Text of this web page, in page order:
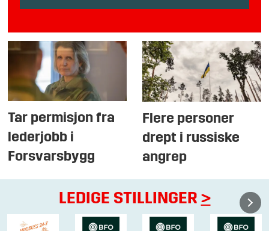
Tar permisjon fra
lederjobb i
Forsvarsbygg
Flere personer
drept i russiske
angrep
LEDIGE STILLINGER >